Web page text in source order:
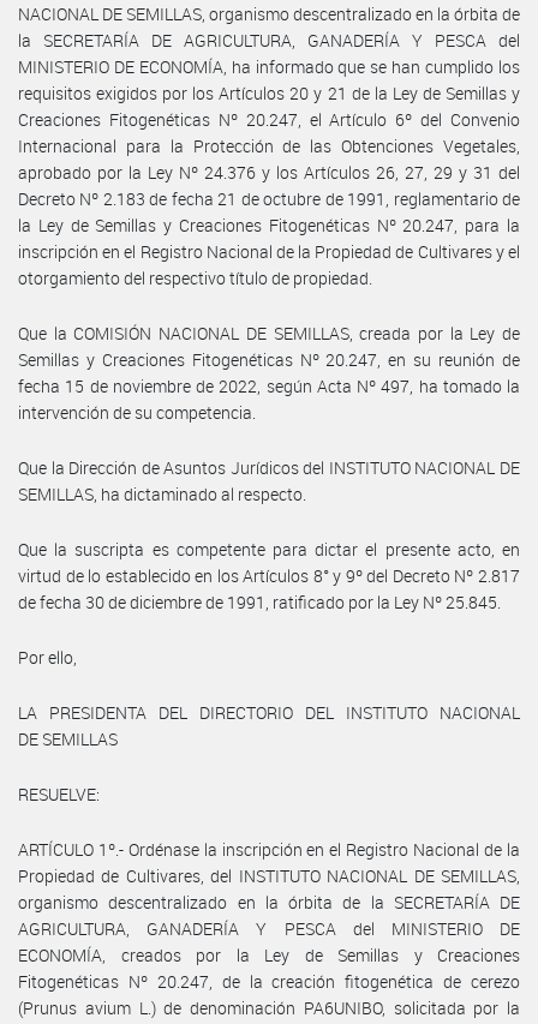
NACIONAL DE SEMILLAS, organismo descentralizado en la órbita de
la SECRETARÍA DE AGRICULTURA, GANADERÍA Y PESCA del
MINISTERIO DE ECONOMÍA, ha informado que se han cumplido los
requisitos exigidos por los Artículos 20 y 21 de la Ley de Semillas y
Creaciones Fitogenéticas Nº 20.247, el Artículo 6º del Convenio
Internacional para la Protección de las Obtenciones Vegetales,
aprobado por la Ley Nº 24.376 y los Artículos 26, 27, 29 y 31 del
Decreto Nº 2.183 de fecha 21 de octubre de 1991, reglamentario de
la Ley de Semillas y Creaciones Fitogenéticas Nº 20.247, para la
inscripción en el Registro Nacional de la Propiedad de Cultivares y el
otorgamiento del respectivo título de propiedad.
Que la COMISIÓN NACIONAL DE SEMILLAS, creada por la Ley de
Semillas y Creaciones Fitogenéticas Nº 20.247, en su reunión de
fecha 15 de noviembre de 2022, según Acta Nº 497, ha tomado la
intervención de su competencia.
Que la Dirección de Asuntos Jurídicos del INSTITUTO NACIONAL DE
SEMILLAS, ha dictaminado al respecto.
Que la suscripta es competente para dictar el presente acto, en
virtud de lo establecido en los Artículos 8° y 9º del Decreto Nº 2.817
de fecha 30 de diciembre de 1991, ratificado por la Ley Nº 25.845.
Por ello,
LA PRESIDENTA DEL DIRECTORIO DEL INSTITUTO NACIONAL
DE SEMILLAS
RESUELVE:
ARTÍCULO 1º.- Ordénase la inscripción en el Registro Nacional de la
Propiedad de Cultivares, del INSTITUTO NACIONAL DE SEMILLAS,
organismo descentralizado en la órbita de la SECRETARÍA DE
AGRICULTURA, GANADERÍA Y PESCA del MINISTERIO DE
ECONOMÍA, creados por la Ley de Semillas y Creaciones
Fitogenéticas Nº 20.247, de la creación fitogenética de cerezo
(Prunus avium L.) de denominación PA6UNIBO, solicitada por la